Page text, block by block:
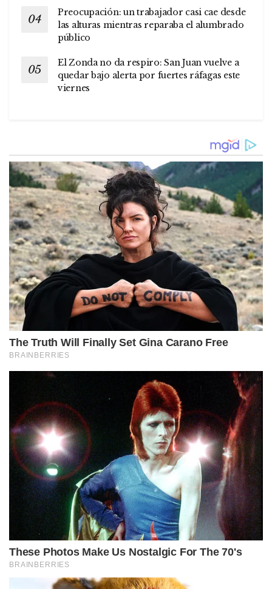
Preocupación: un trabajador casi cae desde
las alturas mientras reparaba el alumbrado
público
El Zonda no da respiro: San Juan vuelve a
quedar bajo alerta por fuertes ráfagas este
viernes